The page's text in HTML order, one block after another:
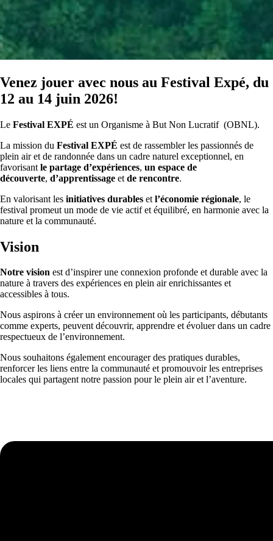
Venez jouer avec nous au Festival Expé, du
12 au 14 juin 2026!
Le Festival EXPÉ est un Organisme à But Non Lucratif (OBNL).
La mission du Festival EXPÉ est de rassembler les passionnés de
plein air et de randonnée dans un cadre naturel exceptionnel, en
favorisant le partage d’expériences, un espace de
découverte, d’apprentissage et de rencontre.
En valorisant les initiatives durables et l’économie régionale, le
festival promeut un mode de vie actif et équilibré, en harmonie avec la
nature et la communauté.
Vision
Notre vision est d’inspirer une connexion profonde et durable avec la
nature à travers des expériences en plein air enrichissantes et
accessibles à tous.
Nous aspirons à créer un environnement où les participants, débutants
comme experts, peuvent découvrir, apprendre et évoluer dans un cadre
respectueux de l’environnement.
Nous souhaitons également encourager des pratiques durables,
renforcer les liens entre la communauté et promouvoir les entreprises
locales qui partagent notre passion pour le plein air et l’aventure.